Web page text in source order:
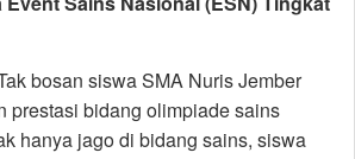
bosan siswa SMA Nuris Jember
prestasi bidang olimpiade sains
hanya jago di bidang sains, siswa